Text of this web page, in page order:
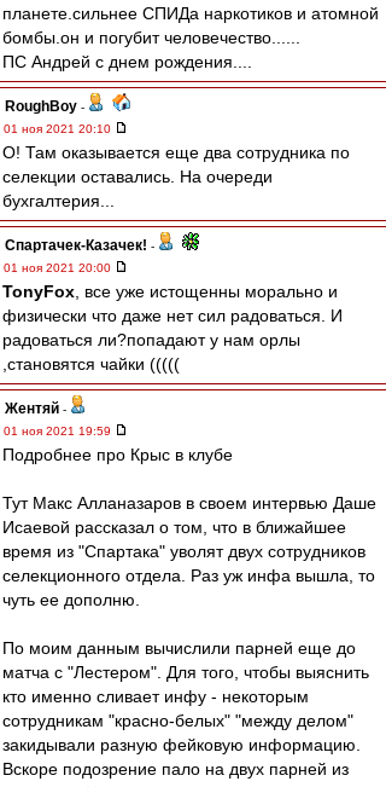
планете.сильнее СПИДа наркотиков и атомной
бомбы.он и погубит человечество......
ПС Андрей с днем рождения....
RoughBoy -
01 ноя 2021 20:10
О! Там оказывается еще два сотрудника по
селекции оставались. На очереди
бухгалтерия...
Спартачек-Казачек! -
01 ноя 2021 20:00
TonyFox , все уже истощенны морально и
физически что даже нет сил радоваться. И
радоваться ли?попадают у нам орлы
,становятся чайки (((((
Жентяй -
01 ноя 2021 19:59
Подробнее про Крыс в клубе
Тут Макс Алланазаров в своем интервью Даше
Исаевой рассказал о том, что в ближайшее
время из "Спартака" уволят двух сотрудников
селекционного отдела. Раз уж инфа вышла, то
чуть ее дополню.
По моим данным вычислили парней еще до
матча с "Лестером". Для того, чтобы выяснить
кто именно сливает инфу - некоторым
сотрудникам "красно-белых" "между делом"
закидывали разную фейковую информацию.
Вскоре подозрение пало на двух парней из